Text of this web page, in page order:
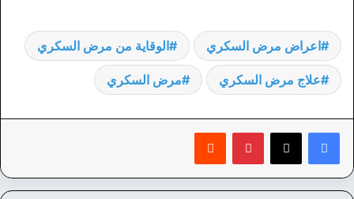
اعراض مرض السكري الوقاية من مرض السكري
علاج مرض السكري مرض السكري
بينتيريست